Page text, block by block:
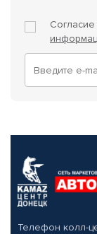
Телефон колл-